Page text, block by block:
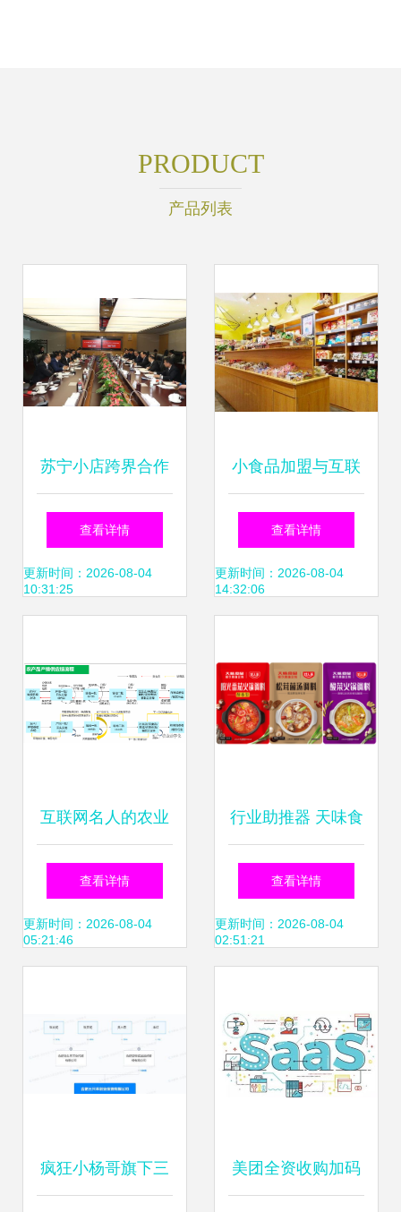
PRODUCT
产品列表
苏宁小店跨界合作
上架中国人寿保险
产品，重塑社区零
查看详情
更新时间：2026-08-04
10:31:25
小食品加盟与互联
网销售 哪个选择更
优？
查看详情
更新时间：2026-08-04
14:32:06
互联网名人的农业
梦与食品互联网销
售的现实落差
查看详情
更新时间：2026-08-04
05:21:46
行业助推器 天味食
品三大爆品首秀第
十届四川互联网
互联网销售再升级
查看详情
更新时间：2026-08-04
02:51:21
疯狂小杨哥旗下三 美团全资收购加码